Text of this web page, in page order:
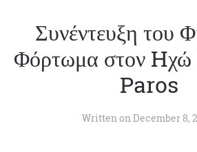
Συνέντευξη του
Φόρτωμα στον
Paros
Written onDecember 8,